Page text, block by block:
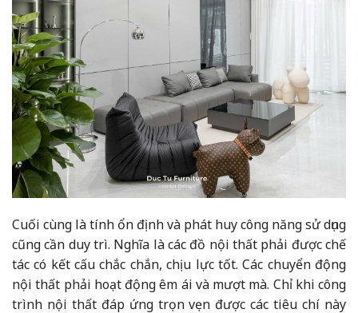
Cuối cùng là tính ổn định và phát huy công năng sử dụng
cũng cần duy trì. Nghĩa là các đồ nội thất phải được chế
tác có kết cấu chắc chắn, chịu lực tốt. Các chuyển động
nội thất phải hoạt động êm ái và mượt mà. Chỉ khi công
trình nội thất đáp ứng trọn vẹn được các tiêu chí này